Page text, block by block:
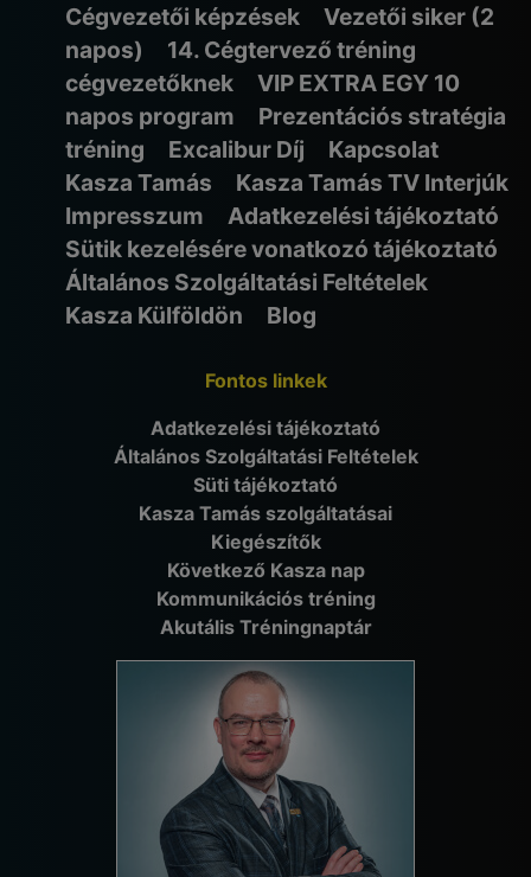
Cégvezetői képzések
Vezetői siker (2
napos)
14. Cégtervező tréning
cégvezetőknek
VIP EXTRA EGY 10
napos program
Prezentációs stratégia
tréning
Excalibur Díj
Kapcsolat
Kasza Tamás
Kasza Tamás TV Interjúk
Impresszum
Adatkezelési tájékoztató
Sütik kezelésére vonatkozó tájékoztató
Általános Szolgáltatási Feltételek
Kasza Külföldön
Blog
Fontos linkek
Adatkezelési tájékoztató
Általános Szolgáltatási Feltételek
Süti tájékoztató
Kasza Tamás szolgáltatásai
Kiegészítők
Következő Kasza nap
Kommunikációs tréning
Akutális Tréningnaptár